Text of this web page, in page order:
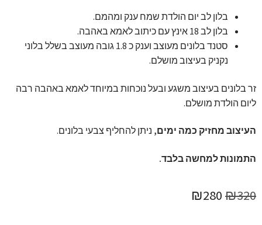
קטלוג מוצריםבלון לב יום הולדת שמח ענק ומהמם.
בלון לב 18 אינץ עם כיתוב לאמא באהבה.
סטנד בלונים מעוצב וענק כ 1.8 גובה מעוצב בשלל בלוני
נקניק בעיצוב מושלם.
זר בלונים בעיצוב משגע ובעל נוכחות במיוחד לאמא באהבה רבה
ליום הולדת מושלם.
העיצוב מחזיק כמה ימים, ניתן להחליף צבעי בלונים.
התמונות למחשה בלבד.
₪320
המחיר
₪280